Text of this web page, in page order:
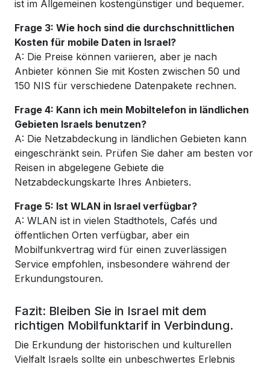
ist im Allgemeinen kostengünstiger und bequemer.
Frage 3: Wie hoch sind die durchschnittlichen
Kosten für mobile Daten in Israel?
A: Die Preise können variieren, aber je nach
Anbieter können Sie mit Kosten zwischen 50 und
150 NIS für verschiedene Datenpakete rechnen.
Frage 4: Kann ich mein Mobiltelefon in ländlichen
Gebieten Israels benutzen?
A: Die Netzabdeckung in ländlichen Gebieten kann
eingeschränkt sein. Prüfen Sie daher am besten vor
Reisen in abgelegene Gebiete die
Netzabdeckungskarte Ihres Anbieters.
Frage 5: Ist WLAN in Israel verfügbar?
A: WLAN ist in vielen Stadthotels, Cafés und
öffentlichen Orten verfügbar, aber ein
Mobilfunkvertrag wird für einen zuverlässigen
Service empfohlen, insbesondere während der
Erkundungstouren.
Fazit: Bleiben Sie in Israel mit dem
richtigen Mobilfunktarif in Verbindung.
Die Erkundung der historischen und kulturellen
Vielfalt Israels sollte ein unbeschwertes Erlebnis